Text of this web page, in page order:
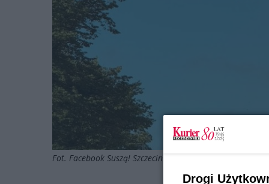
Fot. Facebook Suszą! Szczecin
Drogi